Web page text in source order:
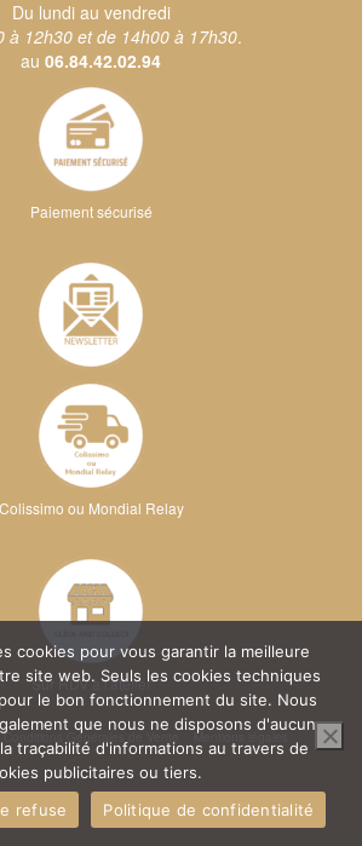
Du lundi au vendredi
à 12h30 et de 14h00 à 17h30.
au 06.84.42.02.94
Paiement sécurisé
Colissimo ou Mondial Relay
Sur RDV à l'atelier
Conditions Générales de Vente
Mentions légales
cookies pour vous garantir la meilleure
site web. Seuls les cookies techniques
le bon fonctionnement du site. Nous
que nous ne disposons d'aucun
traçabilité d'informations au travers de
publicitaires ou tiers.
refuse Politique de confidentialité